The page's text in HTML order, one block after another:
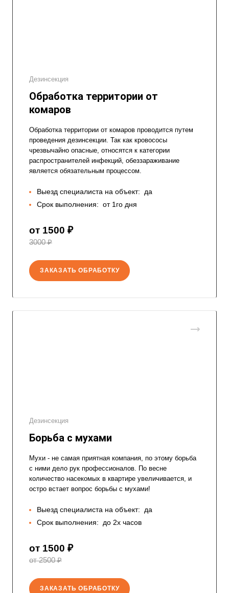
Дезинсекция
Обработка территории от
комаров
Обработка территории от комаров проводится путем
проведения дезинсекции. Так как кровососы
чрезвычайно опасные, относятся к категории
распространителей инфекций, обеззараживание
является обязательным процессом.
Выезд специалиста на объект:
да
Срок выполнения: от 1го дня
от 1500 ₽
3000 ₽
ЗАКАЗАТЬ ОБРАБОТКУ
Дезинсекция
Борьба с мухами
Мухи - не самая приятная компания, по этому борьба
с ними дело рук профессионалов. По весне
количество насекомых в квартире увеличивается, и
остро встает вопрос борьбы с мухами!
Выезд специалиста на объект:
да
Срок выполнения:
до 2х часов
от 1500 ₽
от 2500 ₽
ЗАКАЗАТЬ ОБРАБОТКУ